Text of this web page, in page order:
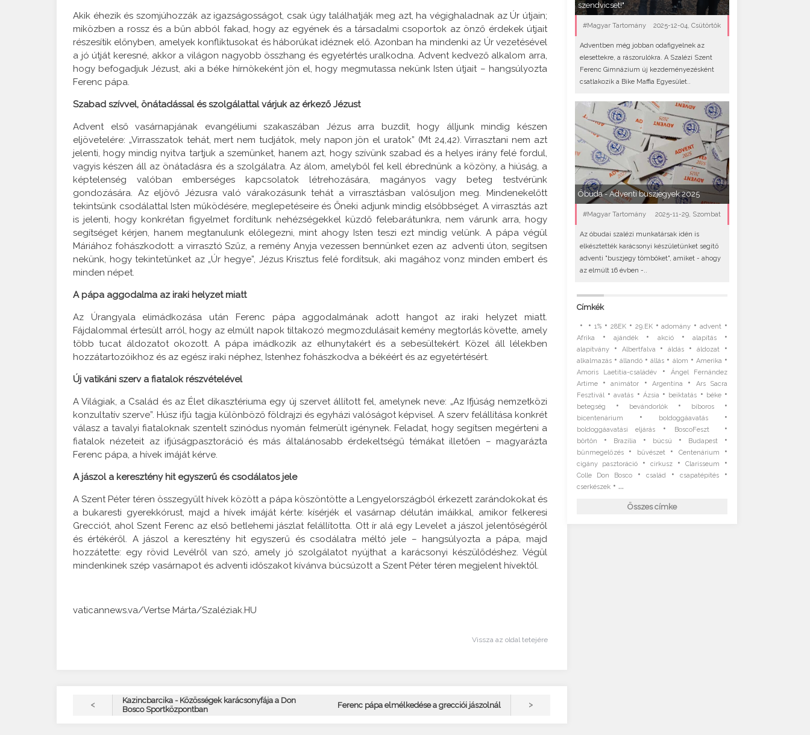
Akik éhezik és szomjúhozzák az igazságosságot, csak úgy találhatják meg azt, ha végighaladnak az Úr útjain;
miközben a rossz és a bűn abból fakad, hogy az egyének és a társadalmi csoportok az önző érdekek útjait
részesítik előnyben, amelyek konfliktusokat és háborúkat idéznek elő. Azonban ha mindenki az Úr vezetésével
a jó útját keresné, akkor a világon nagyobb összhang és egyetértés uralkodna. Advent kedvező alkalom arra,
hogy befogadjuk Jézust, aki a béke hírnökeként jön el, hogy megmutassa nekünk Isten útjait – hangsúlyozta
Ferenc pápa.
Szabad szívvel, önátadással és szolgálattal várjuk az érkező Jézust
Advent első vasárnapjának evangéliumi szakaszában Jézus arra buzdít, hogy álljunk mindig készen
eljövetelére: „Virrasszatok tehát, mert nem tudjátok, mely napon jön el uratok” (Mt 24,42). Virrasztani nem azt
jelenti, hogy mindig nyitva tartjuk a szemünket, hanem azt, hogy szívünk szabad és a helyes irány felé fordul,
vagyis készen áll az önátadásra és a szolgálatra. Az álom, amelyből fel kell ébrednünk a közöny, a hiúság, a
képtelenség valóban emberséges kapcsolatok létrehozására, magányos vagy beteg testvérünk
gondozására. Az eljövő Jézusra való várakozásunk tehát a virrasztásban valósuljon meg. Mindenekelőtt
tekintsünk csodálattal Isten működésére, meglepetéseire és Őneki adjunk mindig elsőbbséget. A virrasztás azt
is jelenti, hogy konkrétan figyelmet fordítunk nehézségekkel küzdő felebarátunkra, nem várunk arra, hogy
segítséget kérjen, hanem megtanulunk előlegezni, mint ahogy Isten teszi ezt mindig velünk. A pápa végül
Máriához fohászkodott: a virrasztó Szűz, a remény Anyja vezessen bennünket ezen az adventi úton, segítsen
nekünk, hogy tekintetünket az „Úr hegye”, Jézus Krisztus felé fordítsuk, aki magához vonz minden embert és
minden népet.
A pápa aggodalma az iraki helyzet miatt
Az Úrangyala elimádkozása után Ferenc pápa aggodalmának adott hangot az iraki helyzet miatt.
Fájdalommal értesült arról, hogy az elmúlt napok tiltakozó megmozdulásait kemény megtorlás követte, amely
több tucat áldozatot okozott. A pápa imádkozik az elhunytakért és a sebesültekért. Közel áll lélekben
hozzátartozóikhoz és az egész iraki néphez, Istenhez fohászkodva a békéért és az egyetértésért.
Új vatikáni szerv a fiatalok részvételével
A Világiak, a Család és az Élet dikasztériuma egy új szervet állított fel, amelynek neve: „Az Ifjúság nemzetközi
konzultatív szerve”. Húsz ifjú tagja különböző földrajzi és egyházi valóságot képvisel. A szerv felállítása konkrét
válasz a tavalyi fiataloknak szentelt szinódus nyomán felmerült igénynek. Feladat, hogy segítsen megérteni a
fiatalok nézeteit az ifjúságpasztoráció és más általánosabb érdekeltségű témákat illetően – magyarázta
Ferenc pápa, a hívek imáját kérve.
A jászol a keresztény hit egyszerű és csodálatos jele
A Szent Péter téren összegyűlt hívek között a pápa köszöntötte a Lengyelországból érkezett zarándokokat és
a bukaresti gyerekkórust, majd a hívek imáját kérte: kísérjék el vasárnap délután imáikkal, amikor felkeresi
Grecciót, ahol Szent Ferenc az első betlehemi jászlat felállította. Ott ír alá egy Levelet a jászol jelentőségéről
és értékéről. A jászol a keresztény hit egyszerű és csodálatra méltó jele – hangsúlyozta a pápa, majd
hozzátette: egy rövid Levélről van szó, amely jó szolgálatot nyújthat a karácsonyi készülődéshez. Végül
mindenkinek szép vasárnapot és adventi időszakot kívánva búcsúzott a Szent Péter téren megjelent hívektől.
vaticannews.va/Vertse Márta/Szaléziak.HU
Vissza az oldal tetejére
szendvicset!"
#Magyar Tartomány 2025-12-04, Csütörtök
Adventben még jobban odafigyelnek az
elesettekre, a rászorulókra. A Szalézi Szent
Ferenc Gimnázium új kezdeményezésként
csatlakozik a Bike Maffia Egyesület..
Óbuda - Adventi buszjegyek 2025
#Magyar Tartomány 2025-11-29, Szombat
Az óbudai szalézi munkatársak idén is
elkésztették karácsonyi készületünket segítő
adventi "buszjegy tömböket", amiket - ahogy
az elmúlt 16 évben -..
Címkék
• •1% • 28EK • 29.EK•adomány •advent •
Afrika •ajándék • akció• alapítás•
alapítvány• Albertfalva •áldás •áldozat •
alkalmazás•állandó •állás • álom • Amerika •
Amoris Laetitia-családév•
Ángel Fernández
Artime•animátor •Argentína •
Ars Sacra
Fesztivál•avatás • Ázsia • beiktatás • béke•
betegség • bevándorlók• bíboros •
bicentenárium • boldoggáavatás•
boldoggáavatási eljárás • BoscoFeszt •
börtön • Brazília • búcsú • Budapest •
bűnmegelőzés• bűvészet• Centenárium •
cigány pasztoráció• cirkusz•Clarisseum •
Colle Don Bosco• család •csapatépítés •
cserkészek• ...
Összes címke
<
Kazincbarcika - Közösségek karácsonyfája a Don
Bosco Sportközpontban
Ferenc pápa elmélkedése a grecciói jászolnál >